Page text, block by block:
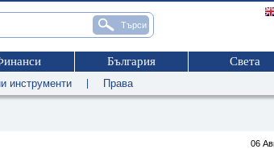
България Света
инструменти Права
06